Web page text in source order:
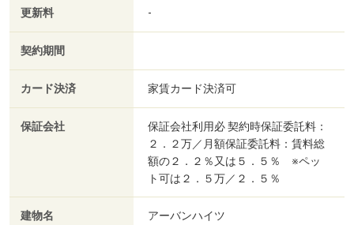
更新料 -
契約期間
カード決済 家賃カード決済可
保証会社
保証会社利用必 契約時保証委託料：
２．２万／月額保証委託料：賃料総
額の２．２％又は５．５％ ※ペッ
ト可は２．５万／２．５％
建物名 アーバンハイツ